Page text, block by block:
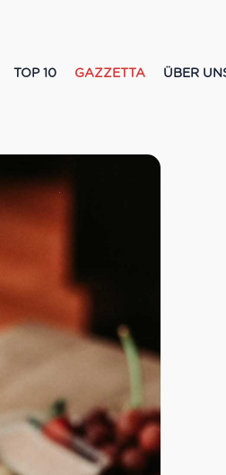
TOP 10 GAZZETTA ÜBER